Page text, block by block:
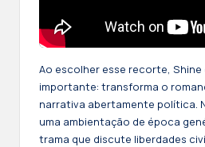
Ao escolher esse recorte,
importante: transforma o
narrativa abertamente política.
uma ambientação de época
trama que discute liberdades